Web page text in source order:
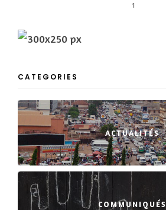
1
CATEGORIES
ACTUALITÉS
COMMUNIQUÉS